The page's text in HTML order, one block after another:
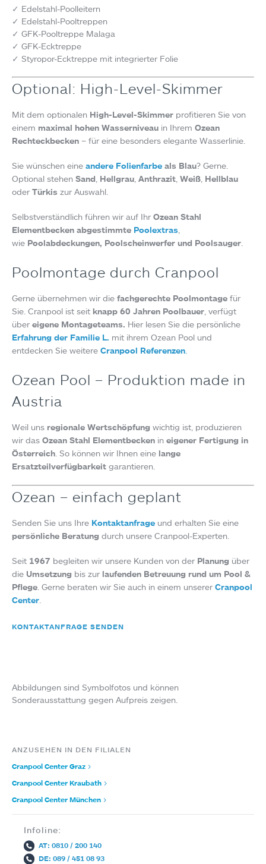
✓ Edelstahl-Poolleitern
✓ Edelstahl-Pooltreppen
✓ GFK-Pooltreppe Malaga
✓ GFK-Ecktreppe
✓ Styropor-Ecktreppe mit integrierter Folie
Optional: High-Level-Skimmer
Mit dem optionalen High-Level-Skimmer profitieren Sie von
einem maximal hohen Wasserniveau in Ihrem Ozean
Rechteckbecken – für eine besonders elegante Wasserlinie.
Sie wünschen eine andere Folienfarbe als Blau? Gerne.
Optional stehen Sand Hellgrau Anthrazit Weiß Hellblau
oder Türkis zur Auswahl.
Selbstverständlich führen wir auf Ihr Ozean Stahl
Elementbecken abgestimmte Poolextras
wie Poolabdeckungen, Poolscheinwerfer und Poolsauger
Poolmontage durch Cranpool
Gerne übernehmen wir die fachgerechte Poolmontage für
Sie. Cranpool ist seit knapp 60 Jahren Poolbauer , verfügt
über eigene Montageteams. Hier lesen Sie die persönliche
Erfahrung der Familie L. mit ihrem Ozean Pool und
entdecken Sie weitere Cranpool Referenzen
Ozean Pool – Produktion made in
Austria
Weil uns regionale Wertschöpfung wichtig ist, produzieren
wir das Ozean Stahl Elementbecken in eigener Fertigung in
Österreich . So können wir Ihnen eine lange
Ersatzteilverfügbarkeit garantieren.
Ozean – einfach geplant
Senden Sie uns Ihre Kontaktanfrage und erhalten Sie eine
persönliche Beratung durch unsere Cranpool-Experten.
Seit 1967 begleiten wir unsere Kunden von der Planung über
die Umsetzung bis zur laufenden Betreuung rund um Pool &
Pflege . Gerne beraten wir Sie auch in einem unserer Cranpool
Center
KONTAKTANFRAGE SENDEN
Abbildungen sind Symbolfotos und können
Sonderausstattung gegen Aufpreis zeigen.
ANZUSEHEN IN DEN FILIALEN
Cranpool Center Graz >
Cranpool Center Kraubath >
Cranpool Center München >
Infoline:
AT: 0810 / 200 140
DE: 089 / 451 08 93